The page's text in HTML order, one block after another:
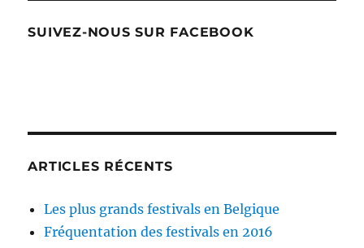
SUIVEZ-NOUS SUR FACEBOOK
ARTICLES RÉCENTS
Les plus grands festivals en Belgique
Fréquentation des festivals en 2016